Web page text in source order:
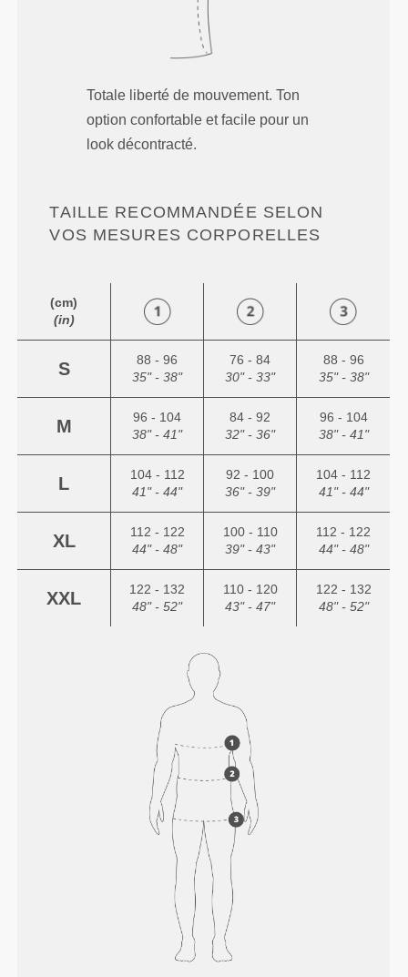
Totale liberté de mouvement. Ton
option confortable et facile pour un
look décontracté.
TAILLE RECOMMANDÉE SELON
VOS MESURES CORPORELLES
(cm)
(in)
S
88 - 96
35" - 38"
76 - 84
30" - 33"
88 - 96
35" - 38"
M
96 - 104
38" - 41"
84 - 92
32" - 36"
96 - 104
38" - 41"
L
104 - 112
41" - 44"
92 - 100
36" - 39"
104 - 112
41" - 44"
XL
112 - 122
44" - 48"
100 - 110
39" - 43"
112 - 122
44" - 48"
XXL
122 - 132
48" - 52"
110 - 120
43" - 47"
122 - 132
48" - 52"